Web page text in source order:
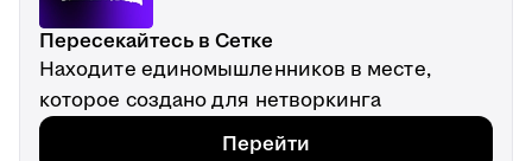
Пересекайтесь в Сетке
Находите единомышленников в месте,
которое создано для нетворкинга
Перейти